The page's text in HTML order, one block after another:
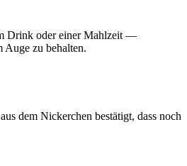
Drink oder einer Mahlzeit —
Auge zu behalten.
dem Nickerchen bestätigt, dass noch